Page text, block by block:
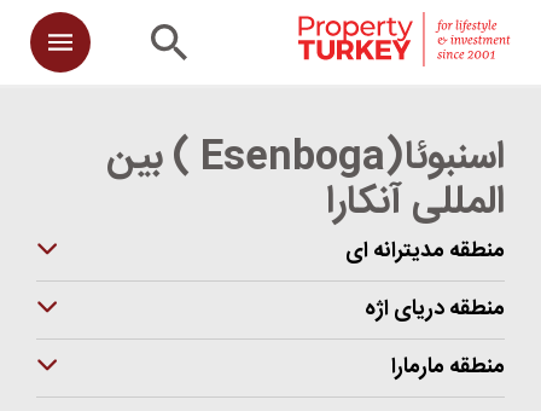
اسنبوئا(Esenboga ) بین
المللی آنکارا
منطقه مدیترانه ای
منطقه دریای اژه
منطقه مارمارا